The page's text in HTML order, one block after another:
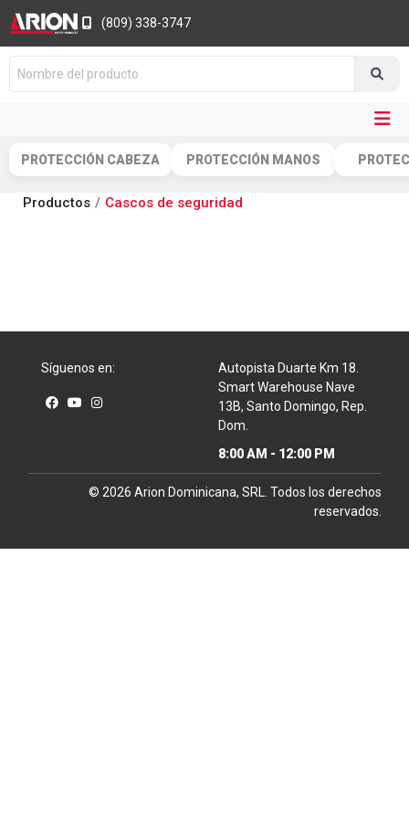
(809) 338-3747
PROTECCIÓN CABEZA PROTECCIÓN MANOS
Productos Cascos de seguridad
Síguenos en:
Autopista Duarte Km 18.
Smart Warehouse Nave
13B, Santo Domingo, Rep.
Dom.
8:00 AM - 12:00 PM
© 2026 Arion Dominicana, SRL. Todos los derechos
reservados.